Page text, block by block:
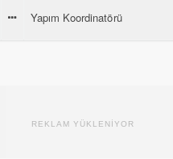
Yapım Koordinatörü
REKLAM YÜKLENİYOR